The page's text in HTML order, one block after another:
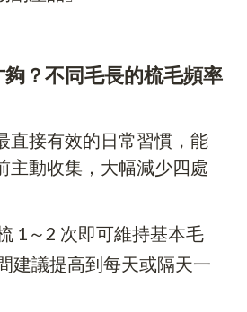
？不同毛長的梳毛頻率
直接有效的日常習慣，能
主動收集，大幅減少四處
1～2 次即可維持基本毛
建議提高到每天或隔天一